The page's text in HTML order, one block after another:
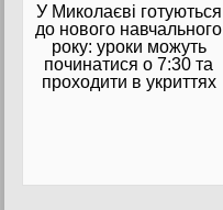
У Миколаєві готуються
до нового навчального
року: уроки можуть
починатися о 7:30 та
проходити в укриттях